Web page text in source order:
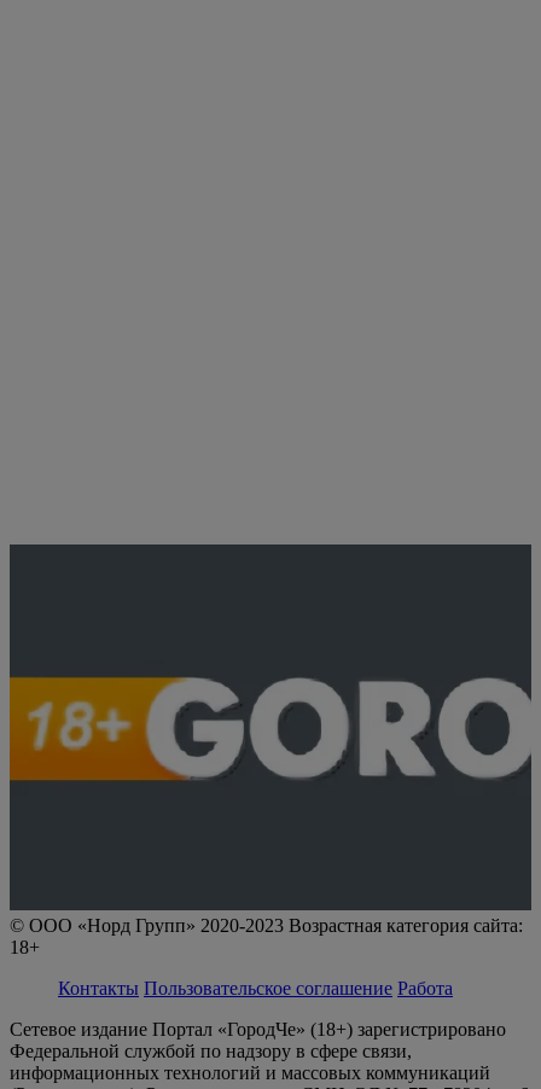
© ООО «Норд Групп» 2020-2023 Возрастная категория сайта:
18+
Контакты Пользовательское соглашение Работа
Сетевое издание Портал «ГородЧе» (18+) зарегистрировано
Федеральной службой по надзору в сфере связи,
информационных технологий и массовых коммуникаций